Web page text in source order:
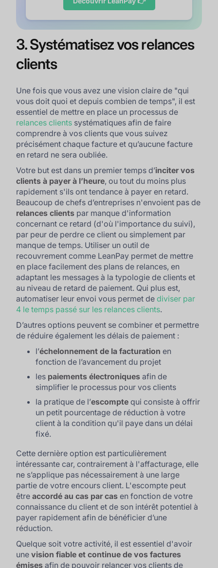
3. Systématisez vos relances
clients
Une fois que vous avez une vision claire de "qui
vous doit quoi et depuis combien de temps", il est
essentiel de mettre en place un processus de
relances clients systématiques afin de faire
comprendre à vos clients que vous suivez
précisément chaque facture et qu’aucune facture
en retard ne sera oubliée.
Votre but est dans un premier temps d’inciter vos
clients à payer à l’heure, ou tout du moins plus
rapidement s'ils ont tendance à payer en retard.
Beaucoup de chefs d’entreprises n'envoient pas de
relances clients par manque d'information
concernant ce retard (d'où l'importance du suivi),
par peur de perdre ce client ou simplement par
manque de temps. Utiliser un outil de
recouvrement comme LeanPay permet de mettre
en place facilement des plans de relances, en
adaptant les messages à la typologie de clients et
au niveau de retard de paiement. Qui plus est,
automatiser leur envoi vous permet dediviser par
4 le temps passé sur les relances clients.
D’autres options peuvent se combiner et permettre
de réduire également les délais de paiement :
l’échelonnement de la facturation en
fonction de l’avancement du projet
les paiements électroniques afin de
simplifier le processus pour vos clients
la pratique de l’escompte qui consiste à offrir
un petit pourcentage de réduction à votre
client à la condition qu'il paye dans un délai
fixé.
Cette dernière option est particulièrement
intéressante car, contrairement à l'affacturage, elle
ne s’applique pas nécessairement à une large
partie de votre encours client. L'escompte peut
êtreaccordé au cas par cas en fonction de votre
connaissance du client et de son intérêt potentiel à
payer rapidement afin de bénéficier d’une
réduction.
Quelque soit votre activité, il est essentiel d'avoir
unevision fiable et continue de vos factures
émises afin de pouvoir relancer vos clients de